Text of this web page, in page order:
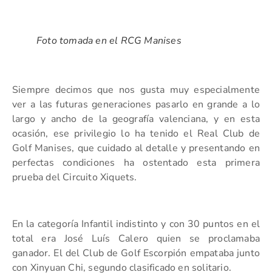
Foto tomada en el RCG Manises
Siempre decimos que nos gusta muy especialmente
ver a las futuras generaciones pasarlo en grande a lo
largo y ancho de la geografía valenciana, y en esta
ocasión, ese privilegio lo ha tenido el Real Club de
Golf Manises, que cuidado al detalle y presentando en
perfectas condiciones ha ostentado esta primera
prueba del Circuito Xiquets.
En la categoría Infantil indistinto y con 30 puntos en el
total era José Luís Calero quien se proclamaba
ganador. El del Club de Golf Escorpión empataba junto
con Xinyuan Chi, segundo clasificado en solitario.